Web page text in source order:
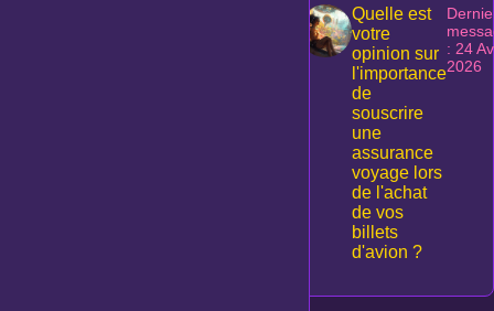
Quelle est
votre
opinion sur
l'importance
de
souscrire
une
assurance
voyage lors
de l'achat
de vos
billets
d'avion ?
: 24
2026